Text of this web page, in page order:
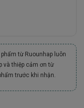
từ Ruounhap luôn
và thiệp cảm ơn từ
trước khi nhận.